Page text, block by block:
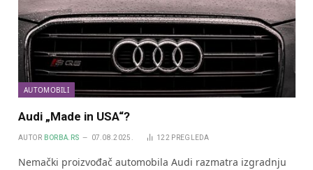
AUTOMOBILI
Audi „Made in USA“?
AUTOR BORBA.RS 07.08.2025. 122 PREGLEDA
Nemački proizvođač automobila Audi razmatra izgradnju